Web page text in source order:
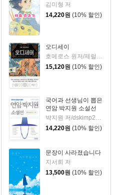
김미형 저
14,220원 (10% 할인)
오디세이
15,120원 (10% 할인)
국어과 선생님이 뽑은
연암 박지원 소설선
14,220원 (10% 할인)
문장이 사라졌습니다
지서희 저
13,500원 (10% 할인)